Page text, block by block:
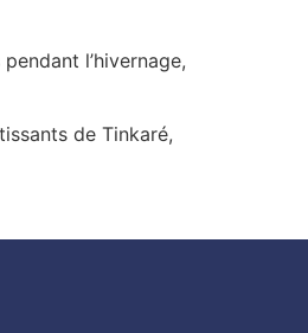
l’hivernage,
de Tinkaré,